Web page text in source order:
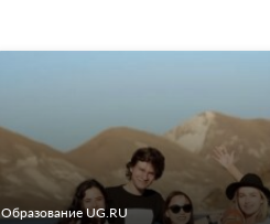
Образование UG.RU